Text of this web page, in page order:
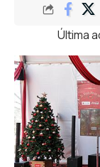
Última